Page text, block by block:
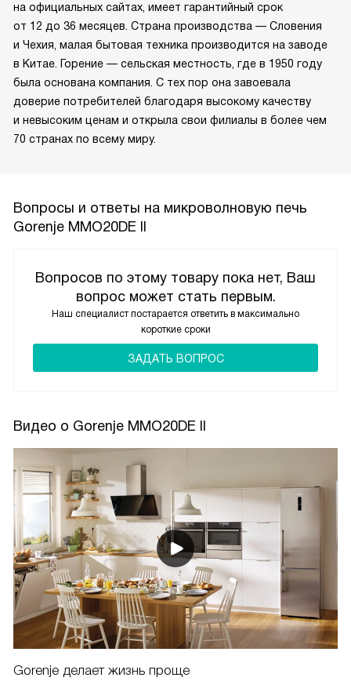
на официальных сайтах, имеет гарантийный срок
от 12 до 36 месяцев. Страна производства — Словения
и Чехия, малая бытовая техника производится на заводе
в Китае. Горение — сельская местность, где в 1950 году
была основана компания. С тех пор она завоевала
доверие потребителей благодаря высокому качеству
и невысоким ценам и открыла свои филиалы в более чем
70 странах по всему миру.
Вопросы и ответы на микроволновую печь
Gorenje MMO20DE II
Вопросов по этому товару пока нет, Ваш
вопрос может стать первым.
Наш специалист постарается ответить в максимально
короткие сроки
ЗАДАТЬ ВОПРОС
Видео о Gorenje MMO20DE II
Gorenje делает жизнь проще